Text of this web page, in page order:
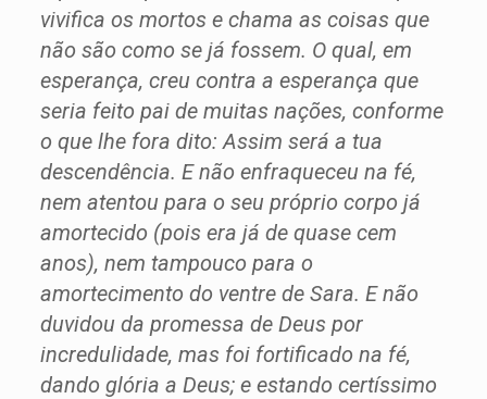
vivifica os mortos e chama as coisas que
não são como se já fossem. O qual, em
esperança, creu contra a esperança que
seria feito pai de muitas nações, conforme
o que lhe fora dito: Assim será a tua
descendência. E não enfraqueceu na fé,
nem atentou para o seu próprio corpo já
amortecido (pois era já de quase cem
anos), nem tampouco para o
amortecimento do ventre de Sara. E não
duvidou da promessa de Deus por
incredulidade, mas foi fortificado na fé,
dando glória a Deus; e estando certíssimo